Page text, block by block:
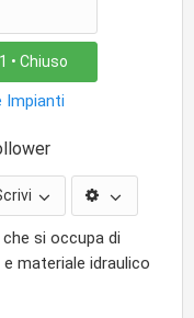
• Chiuso
Impianti
si occupa di
materiale idraulico